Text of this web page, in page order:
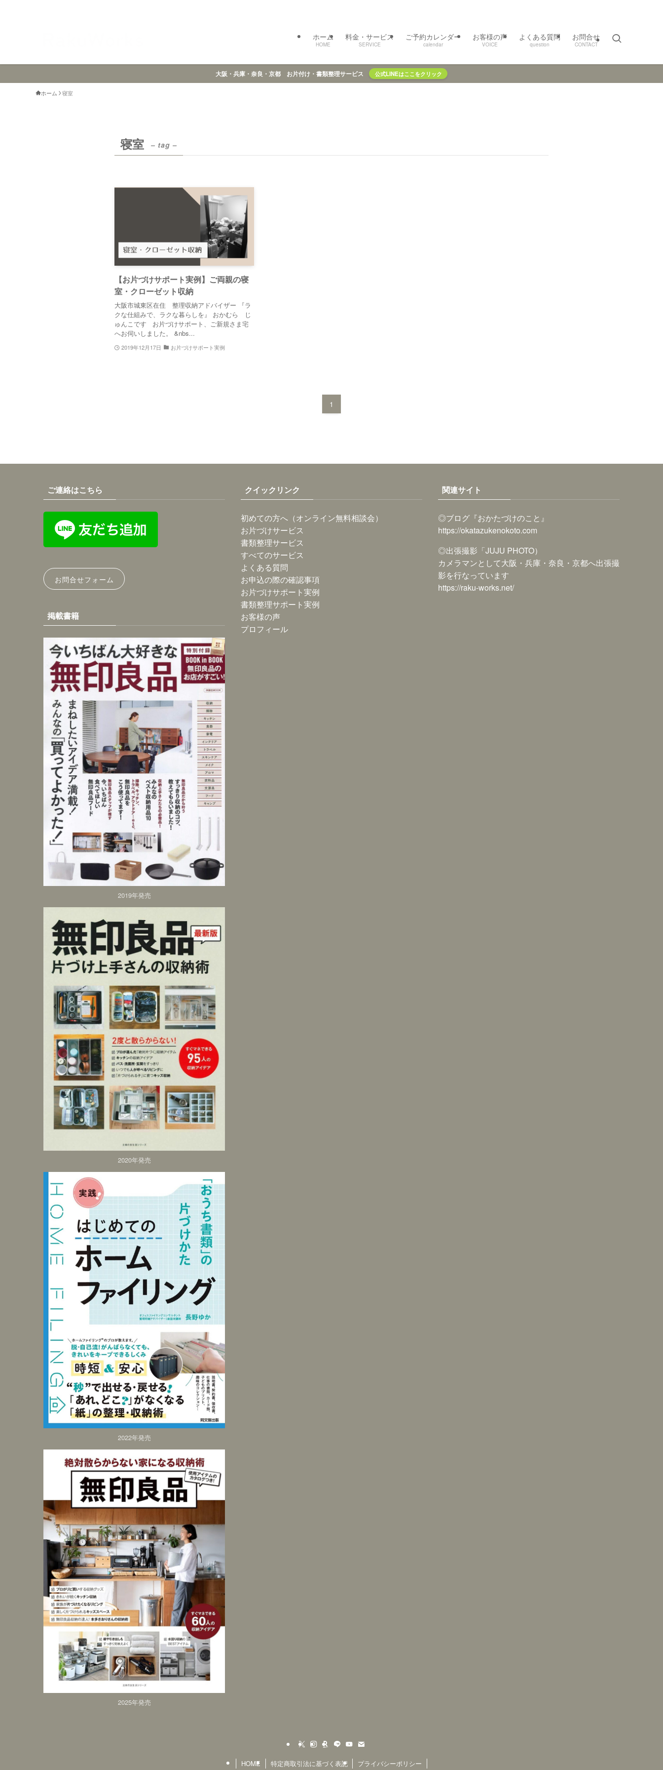
ホーム
HOME
料金・サービス
SERVICE
ご予約カレンダー
calendar
お客様の声
VOICE
よくある質問
question
お問合せ
CONTACT
大阪・兵庫・奈良・京都 お片付け・書類整理サービス 公式LINEはここをクリック
ホーム 寝室
寝室 – tag –
【お片づけサポート実例】ご両親の寝
室・クローゼット収納
大阪市城東区在住 整理収納アドバイザー 『ラ
クな仕組みで、ラクな暮らしを』 おかむら じ
ゅんこです お片づけサポート、ご新規さま宅
へお伺いしました。 &nbs...
2019年12月17日 お片づけサポート実例
1
ご連絡はこちら
お問合せフォーム
掲載書籍
2019年発売
2020年発売
2022年発売
2025年発売
クイックリンク
初めての方へ（オンライン無料相談会）
お片づけサービス
書類整理サービス
すべてのサービス
よくある質問
お申込の際の確認事項
お片づけサポート実例
書類整理サポート実例
お客様の声
プロフィール
関連サイト
◎ブログ『おかたづけのこと』
https://okatazukenokoto.com
◎出張撮影「JUJU PHOTO）
カメラマンとして大阪・兵庫・奈良・京都へ出張撮
影を行なっています
https://raku-works.net/
HOME 特定商取引法に基づく表記 プライバシーポリシー